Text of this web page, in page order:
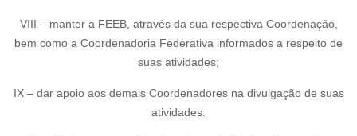
VIII – manter a FEEB, através da sua respectiva Coordenação,
bem como a Coordenadoria Federativa informados a respeito de
suas atividades;
IX – dar apoio aos demais Coordenadores na divulgação de suas
atividades.